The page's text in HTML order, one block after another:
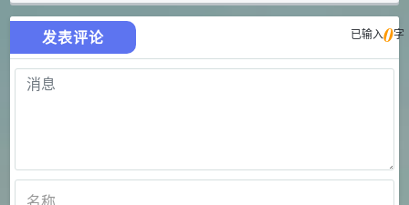
发表评论 已输入0字